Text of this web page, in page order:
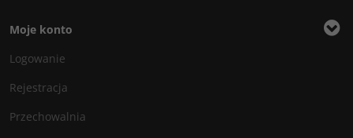
Moje konto
Logowanie
Rejestracja
Przechowalnia